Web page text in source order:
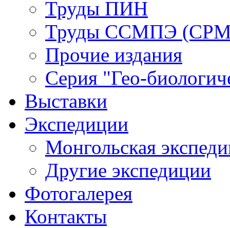
Труды ПИН
Труды ССМПЭ
Прочие издания
Серия "Гео-
Выставки
Экспедиции
Монгольская
Другие экспедиции
Фотогалерея
Контакты